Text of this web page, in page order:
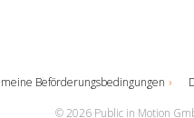
Beförderungsbedingungen
© 2026 Public in Motion